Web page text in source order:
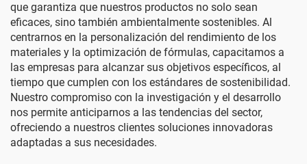
que garantiza que nuestros productos no solo sean
eficaces, sino también ambientalmente sostenibles. Al
centrarnos en la personalización del rendimiento de los
materiales y la optimización de fórmulas, capacitamos a
las empresas para alcanzar sus objetivos específicos, al
tiempo que cumplen con los estándares de sostenibilidad.
Nuestro compromiso con la investigación y el desarrollo
nos permite anticiparnos a las tendencias del sector,
ofreciendo a nuestros clientes soluciones innovadoras
adaptadas a sus necesidades.